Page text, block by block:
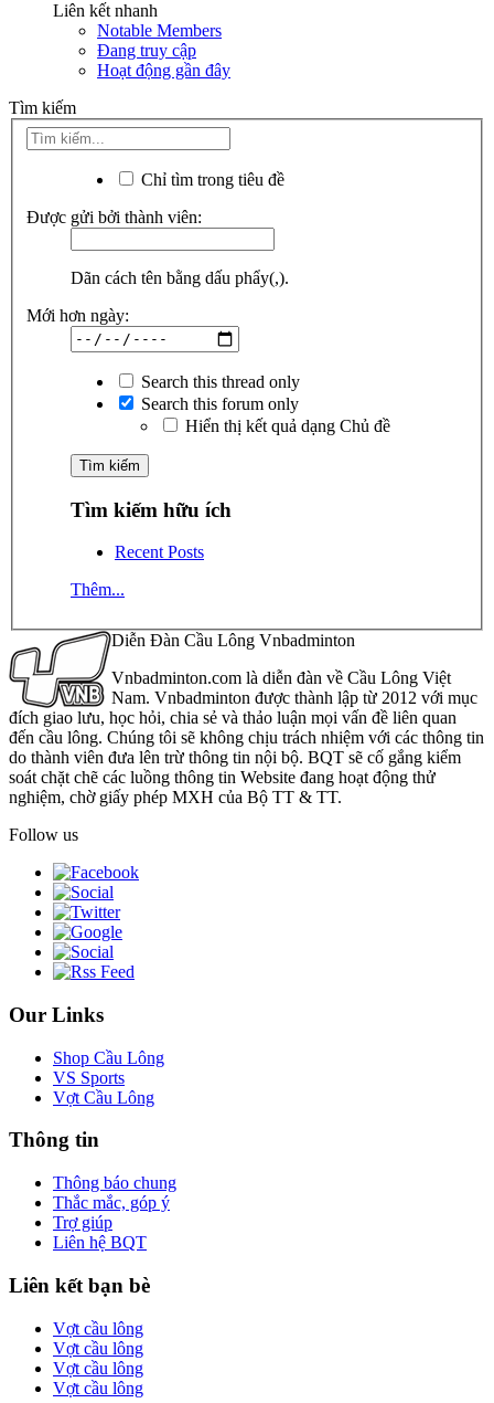
Liên kết nhanh
Notable Members
Đang truy cập
Hoạt động gần đây
Tìm kiếm
Chỉ tìm trong tiêu đề
Được gửi bởi thành viên:
Dãn cách tên bằng dấu phẩy(,).
Mới hơn ngày:
Search this thread only
Search this forum only
Hiển thị kết quả dạng Chủ đề
Tìm kiếm hữu ích
Recent Posts
Thêm...
Diễn Đàn Cầu Lông Vnbadminton
Vnbadminton.com là diễn đàn về Cầu Lông Việt
Nam. Vnbadminton được thành lập từ 2012 với mục
đích giao lưu, học hỏi, chia sẻ và thảo luận mọi vấn đề liên quan
đến cầu lông. Chúng tôi sẽ không chịu trách nhiệm với các thông tin
do thành viên đưa lên trừ thông tin nội bộ. BQT sẽ cố gắng kiểm
soát chặt chẽ các luồng thông tin Website đang hoạt động thử
nghiệm, chờ giấy phép MXH của Bộ TT & TT.
Follow us
Our Links
Shop Cầu Lông
VS Sports
Vợt Cầu Lông
Thông tin
Thông báo chung
Thắc mắc, góp ý
Trợ giúp
Liên hệ BQT
Liên kết bạn bè
Vợt cầu lông
Vợt cầu lông
Vợt cầu lông
Vợt cầu lông